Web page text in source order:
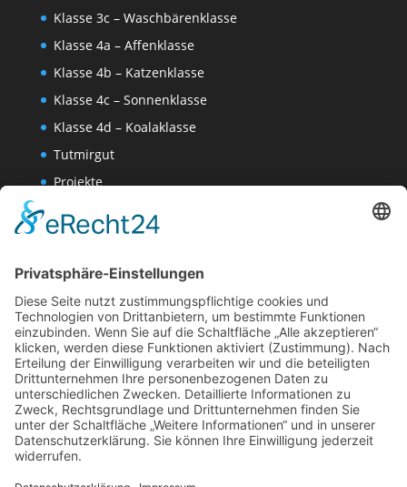
Klasse 3c – Waschbärenklasse
Klasse 4a – Affenklasse
Klasse 4b – Katzenklasse
Klasse 4c – Sonnenklasse
Klasse 4d – Koalaklasse
Tutmirgut
Projekte
Wissenschaften-AG
Datenschutzerklärung
Website Administration